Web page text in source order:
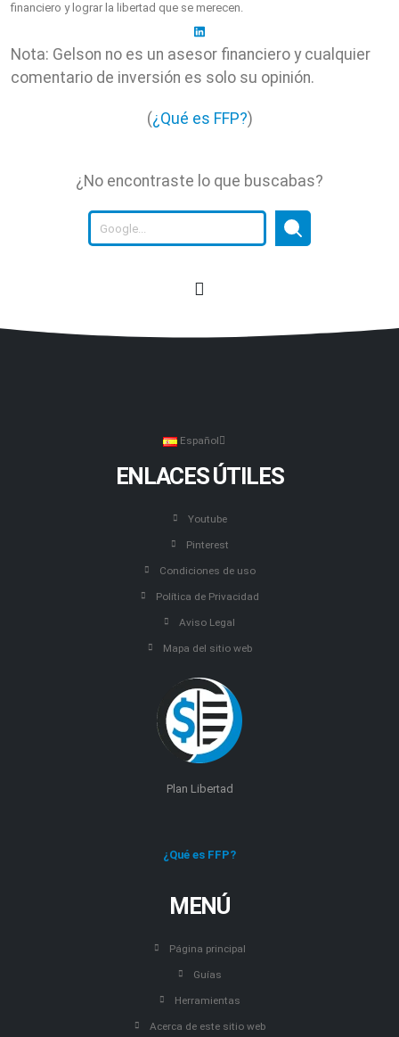
financiero y lograr la libertad que se merecen.
Nota: Gelson no es un asesor financiero y cualquier
comentario de inversión es solo su opinión.
(¿Qué es FFP?)
¿No encontraste lo que buscabas?
Español
ENLACES ÚTILES
Youtube
Pinterest
Condiciones de uso
Política de Privacidad
Aviso Legal
Mapa del sitio web
Plan Libertad
¿Qué es FFP?
MENÚ
Página principal
Guías
Herramientas
Acerca de este sitio web